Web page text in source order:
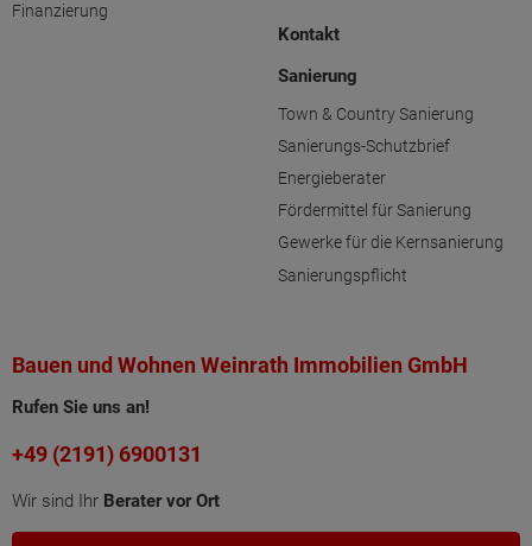
Finanzierung
Kontakt
Sanierung
Town & Country Sanierung
Sanierungs-Schutzbrief
Energieberater
Fördermittel für Sanierung
Gewerke für die Kernsanierung
Sanierungspflicht
Bauen und Wohnen Weinrath Immobilien GmbH
Rufen Sie uns an!
+49 (2191) 6900131
Wir sind Ihr Berater vor Ort